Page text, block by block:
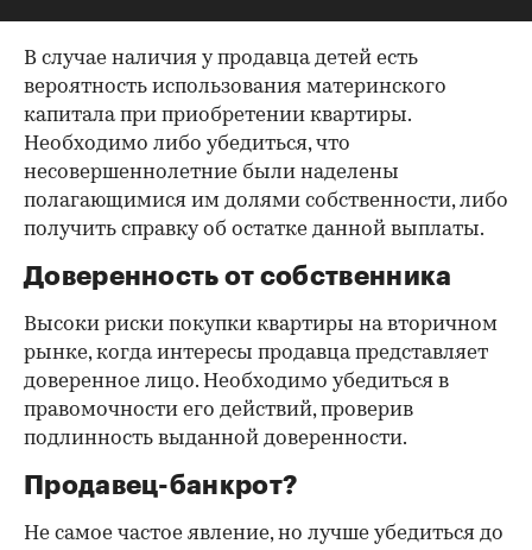
В случае наличия у продавца детей есть
вероятность использования материнского
капитала при приобретении квартиры.
Необходимо либо убедиться, что
несовершеннолетние были наделены
полагающимися им долями собственности, либо
получить справку об остатке данной выплаты.
Доверенность от собственника
Высоки риски покупки квартиры на вторичном
рынке, когда интересы продавца представляет
доверенное лицо. Необходимо убедиться в
правомочности его действий, проверив
подлинность выданной доверенности.
Продавец-банкрот?
Не самое частое явление, но лучше убедиться до